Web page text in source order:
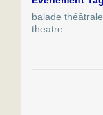
balade
theatre